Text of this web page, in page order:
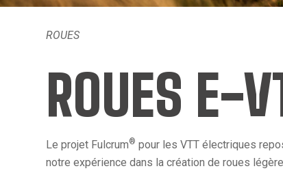
ROUES
ROUES E-
Le projet Fulcrum® pour les VTT électriques
notre expérience dans la création de roues